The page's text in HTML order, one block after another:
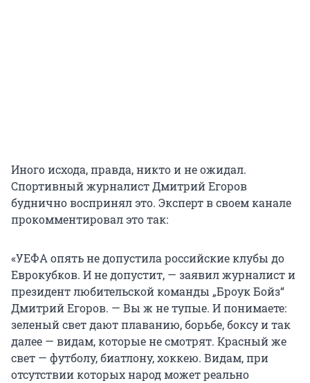
Иного исхода, правда, никто и не ожидал.
Спортивный журналист Дмитрий Егоров
буднично воспринял это. Эксперт в своем канале
прокомментировал это так:
«УЕФА опять не допустила российские клубы до
Еврокубков. И не допустит, — заявил журналист и
президент любительской команды „Броук Бойз“
Дмитрий Егоров. — Вы ж не тупые. И понимаете:
зеленый свет дают плаванию, борьбе, боксу и так
далее — видам, которые не смотрят. Красный же
свет — футболу, биатлону, хоккею. Видам, при
отсутствии которых народ может реально